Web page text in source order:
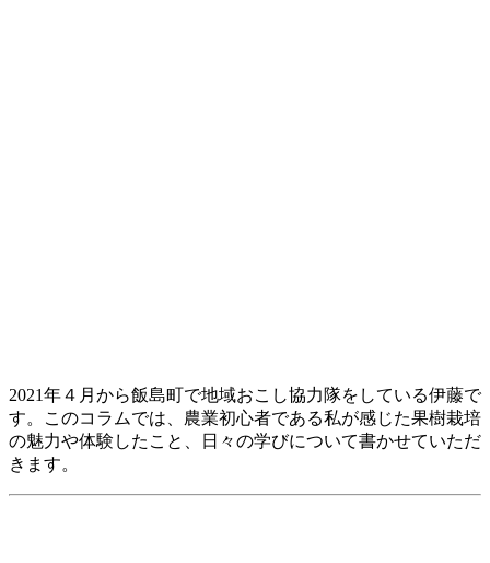
2021年４月から飯島町で地域おこし協力隊をしている伊藤で
す。このコラムでは、農業初心者である私が感じた果樹栽培
の魅力や体験したこと、日々の学びについて書かせていただ
きます。